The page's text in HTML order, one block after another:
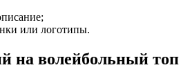
или логотипы.
на волейбольный топ